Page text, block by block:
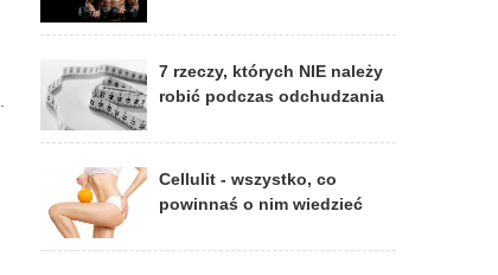
7 rzeczy, których NIE należy
robić podczas odchudzania
Cellulit - wszystko, co
powinnaś o nim wiedzieć